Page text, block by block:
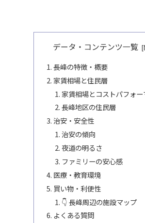
データ・コンテンツ一覧
長峰の特徴・概要
家賃相場と住民層
家賃相場とコストパフォー
長峰地区の住民層
治安・安全性
治安の傾向
夜道の明るさ
ファミリーの安心感
医療・教育環境
買い物・利便性
👇 長峰周辺の施設マップ
よくある質問